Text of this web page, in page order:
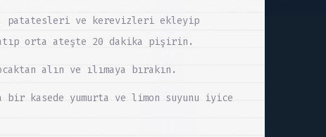
patatesleri ve kerevizleri ekleyip
orta ateşte 20 dakika pişirin.
alın ve ılımaya bırakın.
bir kasede yumurta ve limon suyunu iyice